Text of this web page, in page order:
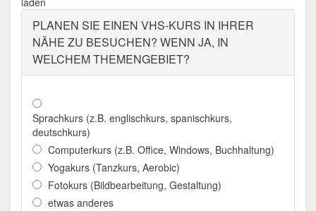
PLANEN SIE EINEN VHS-KURS IN IHRER
NÄHE ZU BESUCHEN? WENN JA, IN
WELCHEM THEMENGEBIET?
Sprachkurs (z.B. englischkurs, spanischkurs,
deutschkurs)
Computerkurs (z.B. Office, Windows, Buchhaltung)
Yogakurs (Tanzkurs, Aerobic)
Fotokurs (Bildbearbeitung, Gestaltung)
etwas anderes